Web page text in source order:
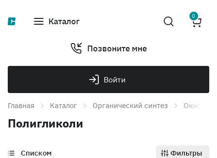
Каталог 0
Позвоните мне
Войти
Главная Каталог Органический синтез Окись
Полигликоли
Списком Фильтры